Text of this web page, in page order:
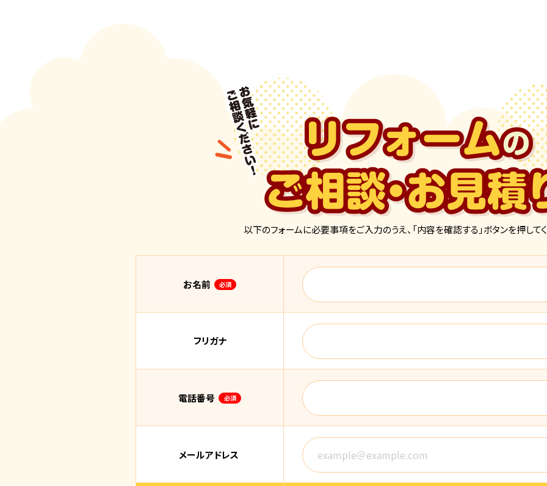
以下のフォームに必要事項をご入力のうえ、「内容を確認する」ボタンを押して
お名前 必須
フリガナ
電話番号 必須
メールアドレス